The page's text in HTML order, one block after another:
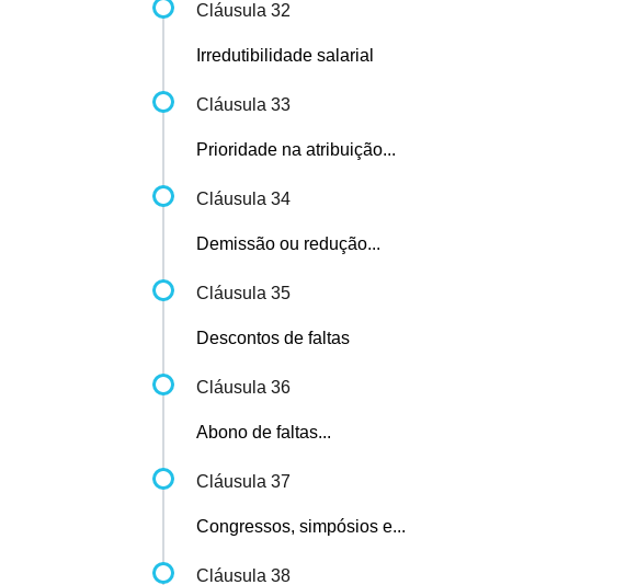
Cláusula 32
Irredutibilidade salarial
Cláusula 33
Prioridade na atribuição...
Cláusula 34
Demissão ou redução...
Cláusula 35
Descontos de faltas
Cláusula 36
Abono de faltas...
Cláusula 37
Congressos, simpósios e...
Cláusula 38